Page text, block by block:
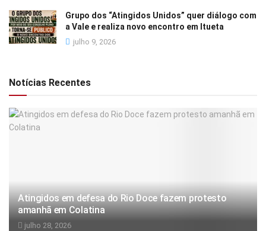
Grupo dos “Atingidos Unidos” quer diálogo com
a Vale e realiza novo encontro em Itueta
julho 9, 2026
Notícias Recentes
Atingidos em defesa do Rio Doce fazem protesto
amanhã em Colatina
julho 28, 2026